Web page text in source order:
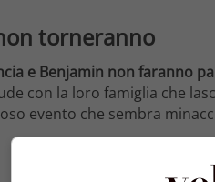
torneranno
e Benjamin non faranno
con la loro famiglia che
evento che sembra